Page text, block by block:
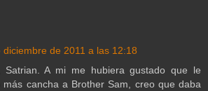
diciembre de 2011 a las 12:18
Satrian. A mi me hubiera gustado que le
más cancha a Brother Sam, creo que daba